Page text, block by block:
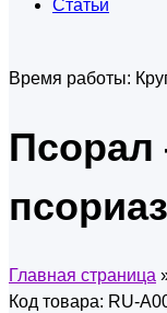
Статьи
Время работы:
Псорал
Главная страница
Код товара: RU-